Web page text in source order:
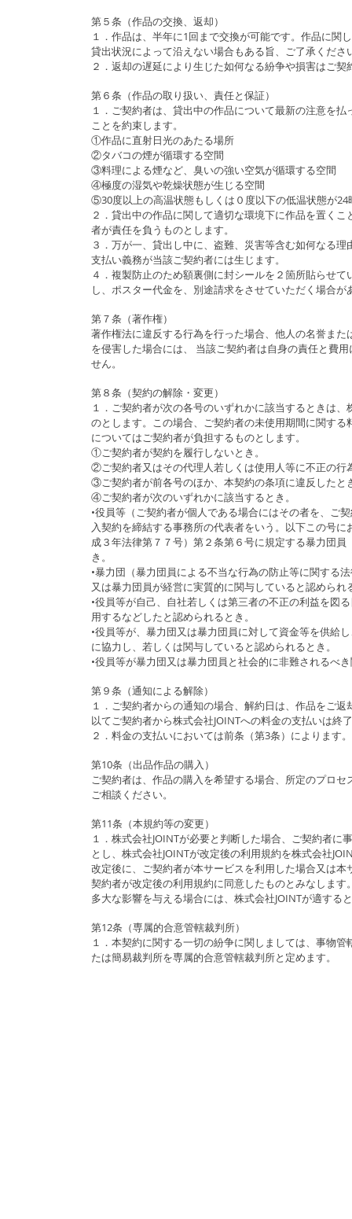
第５条（作品の交換、返却）
１．作品は、半年に1回まで交換が可能です。作品に関
貸出状況によって沿えない場合もある旨、ご了承くださ
２．返却の遅延により生じた如何なる紛争や損害はご契
第６条（作品の取り扱い、責任と保証）
１．ご契約者は、貸出中の作品について最新の注意を
ことを約束します。
①作品に直射日光のあたる場所
②タバコの煙が循環する空間
③料理による煙など、臭いの強い空気が循環する空間
④極度の湿気や乾燥状態が生じる空間
⑤30度以上の高温状態もしくは０度以下の低温状態が24
２．貸出中の作品に関して適切な環境下に作品を置く
者が責任を負うものとします。
３．万が一、貸出し中に、盗難、災害等含む如何なる
支払い義務が当該ご契約者には生じます。
４．複製防止のため額裏側に封シールを２箇所貼らせ
し、ポスター代金を、別途請求をさせていただく場合が
第７条（著作権）
著作権法に違反する行為を行った場合、他人の名誉ま
を侵害した場合には、 当該ご契約者は自身の責任と費
せん。
第８条（契約の解除・変更）
１．ご契約者が次の各号のいずれかに該当するときは
のとします。この場合、ご契約者の未使用期間に関す
についてはご契約者が負担するものとします。
①ご契約者が契約を履行しないとき。
②ご契約者又はその代理人若しくは使用人等に不正の行
③ご契約者が前各号のほか、本契約の条項に違反したと
④ご契約者が次のいずれかに該当するとき。
•役員等（ご契約者が個人である場合にはその者を、ご
入契約を締結する事務所の代表者をいう。以下この号
成３年法律第７７号）第２条第６号に規定する暴力団
き。
•暴力団（暴力団員による不当な行為の防止等に関する
又は暴力団員が経営に実質的に関与していると認められ
•役員等が自己、自社若しくは第三者の不正の利益を図
用するなどしたと認められるとき。
•役員等が、暴力団又は暴力団員に対して資金等を供給
に協力し、若しくは関与していると認められるとき。
•役員等が暴力団又は暴力団員と社会的に非難されるべ
第９条（通知による解除）
１．ご契約者からの通知の場合、解約日は、作品をご
以てご契約者から株式会社JOINTへの料金の支払いは終
２．料金の支払いにおいては前条（第3条）によります。
第10条（出品作品の購入）
ご契約者は、作品の購入を希望する場合、所定のプロ
ご相談ください。
第11条（本規約等の変更）
１．株式会社JOINTが必要と判断した場合、ご契約者
とし、株式会社JOINTが改定後の利用規約を株式会社
改定後に、ご契約者が本サービスを利用した場合又は
契約者が改定後の利用規約に同意したものとみなしま
多大な影響を与える場合には、株式会社JOINTが適す
第12条（専属的合意管轄裁判所）
１．本契約に関する一切の紛争に関しましては、事物
たは簡易裁判所を専属的合意管轄裁判所と定めます。